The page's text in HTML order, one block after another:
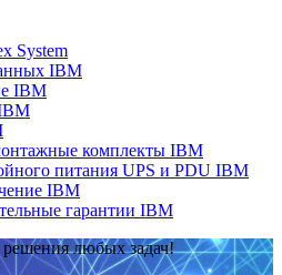
System
IBM
IBM
комплекты IBM
питания UPS и PDU IBM
IBM
гарантии IBM
любых задач!